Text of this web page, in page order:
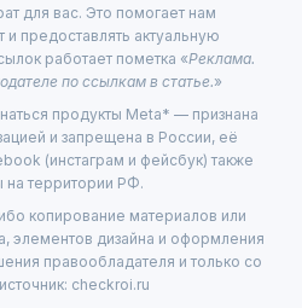
для вас. Это помогает нам
предоставлять актуальную
работает пометка «Реклама.
по ссылкам в статье.»
продукты Meta* — признана
и запрещена в России, её
(инстаграм и фейсбук) также
на территории РФ.
копирование материалов или
элементов дизайна и оформления
правообладателя и только со
checkroi.ru